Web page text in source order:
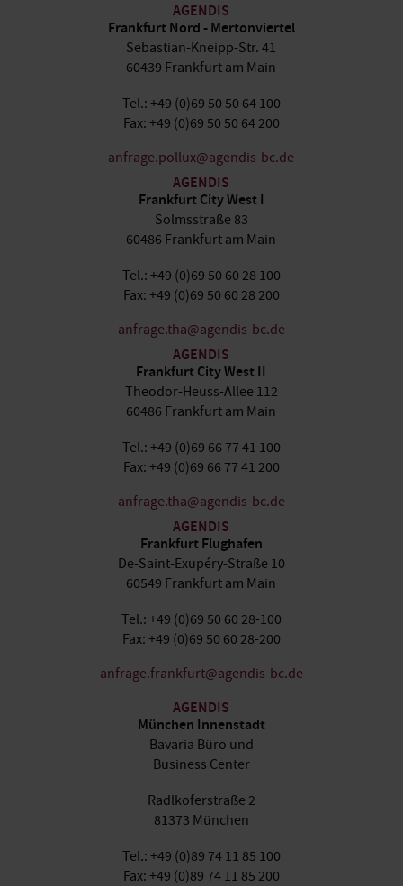
AGENDIS
Frankfurt Nord - Mertonviertel
Sebastian-Kneipp-Str. 41
60439 Frankfurt am Main
Tel.: +49 (0)69 50 50 64 100
Fax: +49 (0)69 50 50 64 200
anfrage.pollux@agendis-bc.de
AGENDIS
Frankfurt City West I
Solmsstraße 83
60486 Frankfurt am Main
Tel.: +49 (0)69 50 60 28 100
Fax: +49 (0)69 50 60 28 200
anfrage.tha@agendis-bc.de
AGENDIS
Frankfurt City West II
Theodor-Heuss-Allee 112
60486 Frankfurt am Main
Tel.: +49 (0)69 66 77 41 100
Fax: +49 (0)69 66 77 41 200
anfrage.tha@agendis-bc.de
AGENDIS
Frankfurt Flughafen
De-Saint-Exupéry-Straße 10
60549 Frankfurt am Main
Tel.: +49 (0)69 50 60 28-100
Fax: +49 (0)69 50 60 28-200
anfrage.frankfurt@agendis-bc.de
AGENDIS
München Innenstadt
Bavaria Büro und
Business Center
Radlkoferstraße 2
81373 München
Tel.: +49 (0)89 74 11 85 100
Fax: +49 (0)89 74 11 85 200